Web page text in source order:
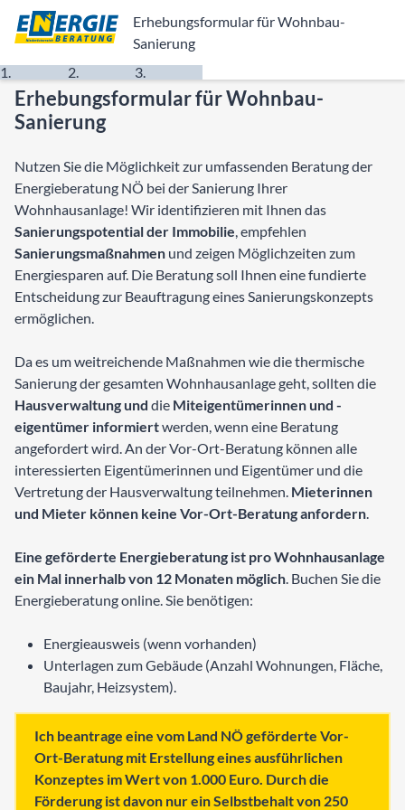
Erhebungsformular für Wohnbau-
Sanierung
Daten der
Wohnhausanlage
Heizung
und Strom
Persönliche
Daten
Erhebungsformular für Wohnbau-
Sanierung
Nutzen Sie die Möglichkeit zur umfassenden Beratung der
Energieberatung NÖ bei der Sanierung Ihrer
Wohnhausanlage! Wir identifizieren mit Ihnen das
Sanierungspotential der Immobilie, empfehlen
Sanierungsmaßnahmen und zeigen Möglichzeiten zum
Energiesparen auf. Die Beratung soll Ihnen eine fundierte
Entscheidung zur Beauftragung eines Sanierungskonzepts
ermöglichen.
Da es um weitreichende Maßnahmen wie die thermische
Sanierung der gesamten Wohnhausanlage geht, sollten die
Hausverwaltung und die Miteigentümerinnen und -
eigentümer informiertwerden, wenn eine Beratung
angefordert wird. An der Vor-Ort-Beratung können alle
interessierten Eigentümerinnen und Eigentümer und die
Vertretung der Hausverwaltung teilnehmen. Mieterinnen
und Mieter können keine Vor-Ort-Beratung anfordern.
Eine geförderte Energieberatung ist pro Wohnhausanlage
ein Mal innerhalb von 12 Monaten möglich. Buchen Sie die
Energieberatung online. Sie benötigen:
Energieausweis (wenn vorhanden)
Unterlagen zum Gebäude (Anzahl Wohnungen, Fläche,
Baujahr, Heizsystem).
Ich beantrage eine vom Land NÖ geförderte Vor-
Ort-Beratung mit Erstellung eines ausführlichen
Konzeptes im Wert von 1.000 Euro. Durch die
Förderung ist davon nur ein Selbstbehalt von 250